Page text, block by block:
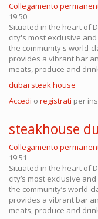
Collegamento
19:50
Situated in the heart of
city's most exclusive
the community's world-
provides a vibrant bar
meats, produce and
dubai steak house
Accedi o registrati per
steakhouse
Collegamento
19:51
Situated in the heart of
city’s most exclusive
the community’s world-
provides a vibrant bar
meats, produce and